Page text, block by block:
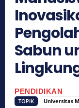
Sabun
PENDIDIKAN
TOPIK Universitas